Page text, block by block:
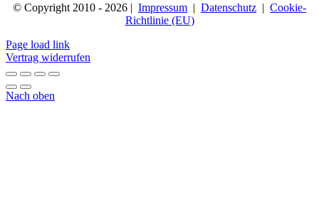
© Copyright 2010 - 2026 | Impressum | Datenschutz | Cookie-
Richtlinie (EU)
Page load link
Vertrag widerrufen
Nach oben